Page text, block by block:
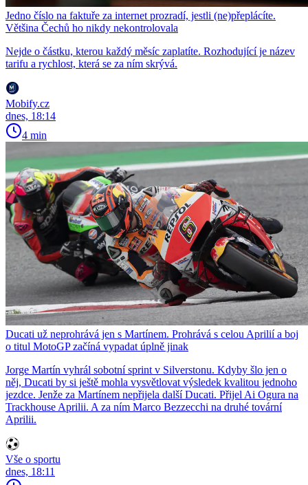
Jedno číslo na faktuře za internet prozradí, jestli (ne)přeplácíte.
Většina Čechů ho nikdy nekontrolovala
Nejde o částku, kterou každý měsíc zaplatíte. Rozhodující je název
tarifu a rychlost, která se za ním skrývá.
Mobify.cz
dnes, 18:14
4 min
Ducati už neprohrává jen s Martínem. Prohrává s celou Aprilií a boj
o titul MotoGP začíná vypadat úplně jinak
Jorge Martín vyhrál sobotní sprint v Silverstonu. Kdyby šlo jen o
něj, Ducati by si ještě mohla vysvětlovat výsledek kvalitou jednoho
jezdce. Jenže za Martínem nepřijela další Ducati. Přijel Ai Ogura na
Trackhouse Aprilii. A za ním Marco Bezzecchi na druhé tovární
Aprilii.
Vše o sportu
dnes, 18:11